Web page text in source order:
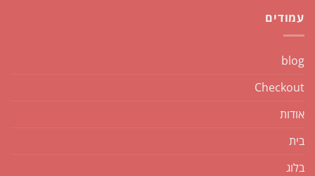
עמודים
blog
Checkout
אודות
בית
בלוג